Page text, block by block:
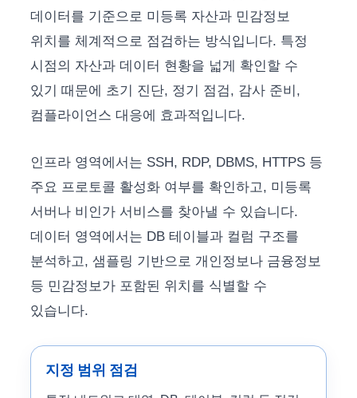
데이터를 기준으로 미등록 자산과 민감정보
위치를 체계적으로 점검하는 방식입니다. 특정
시점의 자산과 데이터 현황을 넓게 확인할 수
있기 때문에 초기 진단, 정기 점검, 감사 준비,
컴플라이언스 대응에 효과적입니다.
인프라 영역에서는 SSH, RDP, DBMS, HTTPS 등
주요 프로토콜 활성화 여부를 확인하고, 미등록
서버나 비인가 서비스를 찾아낼 수 있습니다.
데이터 영역에서는 DB 테이블과 컬럼 구조를
분석하고, 샘플링 기반으로 개인정보나 금융정보
등 민감정보가 포함된 위치를 식별할 수
있습니다.
지정 범위 점검